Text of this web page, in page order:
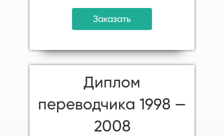
Заказать
Диплом
переводчика 1998 —
2008